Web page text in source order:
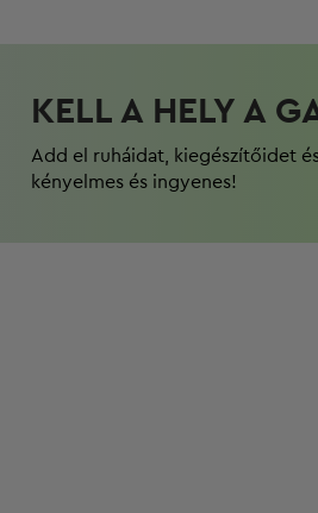
KELL A HELY A
Add el ruháidat, kiegészítőidet
kényelmes és ingyenes!